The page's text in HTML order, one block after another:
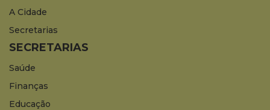
A Cidade
Secretarias
SECRETARIAS
Saúde
Finanças
Educação